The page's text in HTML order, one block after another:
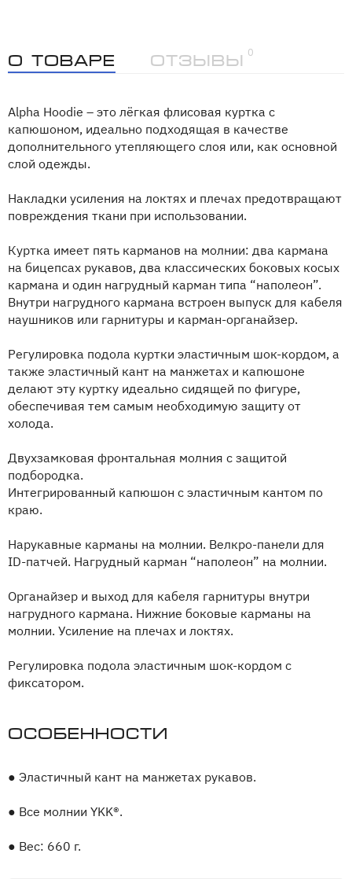
О товаре Отзывы
0
Alpha Hoodie – это лёгкая флисовая куртка с
капюшоном, идеально подходящая в качестве
дополнительного утепляющего слоя или, как основной
слой одежды.
Накладки усиления на локтях и плечах предотвращают
повреждения ткани при использовании.
Куртка имеет пять карманов на молнии: два кармана
на бицепсах рукавов, два классических боковых косых
кармана и один нагрудный карман типа “наполеон”.
Внутри нагрудного кармана встроен выпуск для кабеля
наушников или гарнитуры и карман-органайзер.
Регулировка подола куртки эластичным шок-кордом, а
также эластичный кант на манжетах и капюшоне
делают эту куртку идеально сидящей по фигуре,
обеспечивая тем самым необходимую защиту от
холода.
Двухзамковая фронтальная молния с защитой
подбородка.
Интегрированный капюшон с эластичным кантом по
краю.
Нарукавные карманы на молнии. Велкро-панели для
ID-патчей. Нагрудный карман “наполеон” на молнии.
Органайзер и выход для кабеля гарнитуры внутри
нагрудного кармана. Нижние боковые карманы на
молнии. Усиление на плечах и локтях.
Регулировка подола эластичным шок-кордом с
фиксатором.
Особенности
● Эластичный кант на манжетах рукавов.
● Все молнии YKK®.
● Вес: 660 г.